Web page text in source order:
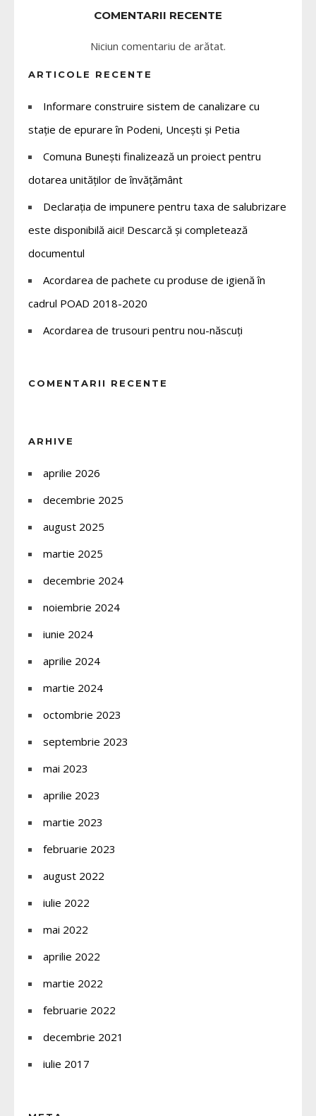
COMENTARII RECENTE
Niciun comentariu de arătat.
ARTICOLE RECENTE
Informare construire sistem de canalizare cu
stație de epurare în Podeni, Uncești și Petia
Comuna Bunești finalizează un proiect pentru
dotarea unităților de învățământ
Declarația de impunere pentru taxa de salubrizare
este disponibilă aici! Descarcă și completează
documentul
Acordarea de pachete cu produse de igienă în
cadrul POAD 2018-2020
Acordarea de trusouri pentru nou-născuți
COMENTARII RECENTE
ARHIVE
aprilie 2026
decembrie 2025
august 2025
martie 2025
decembrie 2024
noiembrie 2024
iunie 2024
aprilie 2024
martie 2024
octombrie 2023
septembrie 2023
mai 2023
aprilie 2023
martie 2023
februarie 2023
august 2022
iulie 2022
mai 2022
aprilie 2022
martie 2022
februarie 2022
decembrie 2021
iulie 2017